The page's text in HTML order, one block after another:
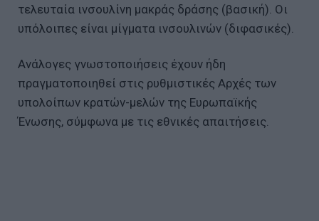
τελευταία ινσουλίνη μακράς δράσης (βασική). Οι
υπόλοιπες είναι μίγματα ινσουλινών (διφασικές).
Ανάλογες γνωστοποιήσεις έχουν ήδη
πραγματοποιηθεί στις ρυθμιστικές Αρχές των
υπολοίπων κρατών-μελών της Ευρωπαϊκής
Ένωσης, σύμφωνα με τις εθνικές απαιτήσεις.